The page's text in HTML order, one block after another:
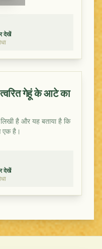
देखें
गेहूं के आटे का
है और यह बताया है कि
एक है।
देखें